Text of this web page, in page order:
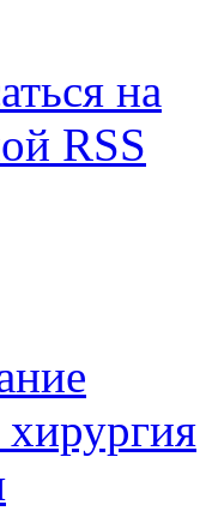
хирургия